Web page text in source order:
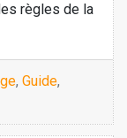
règles de la
, Guide,